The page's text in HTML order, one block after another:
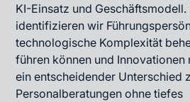
KI-Einsatz und
identifizieren wir
technologische Komplexität
führen können und
ein entscheidender Unterschied
Personalberatungen ohne tiefes